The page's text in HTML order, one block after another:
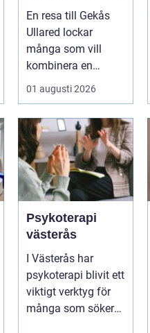
smidig
shoppingdag
En resa till Gekås
Ullared lockar
många som vill
kombinera en
shoppingdag med
en enkel och ...
01 augusti 2026
Psykoterapi
västerås
I Västerås har
psykoterapi blivit ett
viktigt verktyg för
många som söker